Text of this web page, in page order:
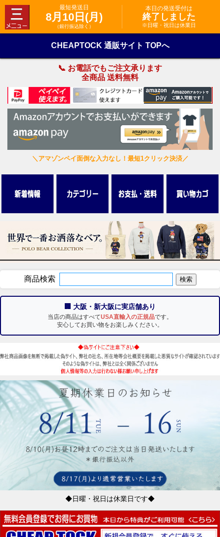
最短発送日
8月10日(月)
（銀行振込除く）
本日の発送受付は
終了しました
※日曜・祝日は休業日
CHEAPTOCK 通販サイト TOPへ
📞 お電話でもご注文承ります
全商品 送料無料
＼アマゾンペイ面倒な入力なし！最短1クリック決済／
商品検索
🏢 大阪・新大阪に実店舗あり
当店の商品はすべてUSA直輸入の正規品です。
安心してお買い物をお楽しみください。
◆日曜・祝日は休業日です◆